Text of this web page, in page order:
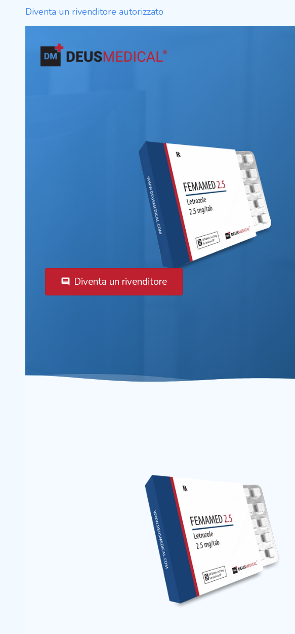
Diventa un rivenditore autorizzato
comment Diventa un rivenditore